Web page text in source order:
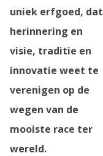
uniek erfgoed, dat
herinnering en
visie, traditie en
innovatie weet te
verenigen op de
wegen van de
mooiste race ter
wereld.